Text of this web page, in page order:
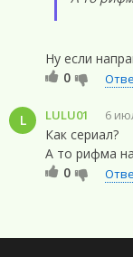
Ну если
0
L LULU01 6
Как сериал?
А то рифма
0